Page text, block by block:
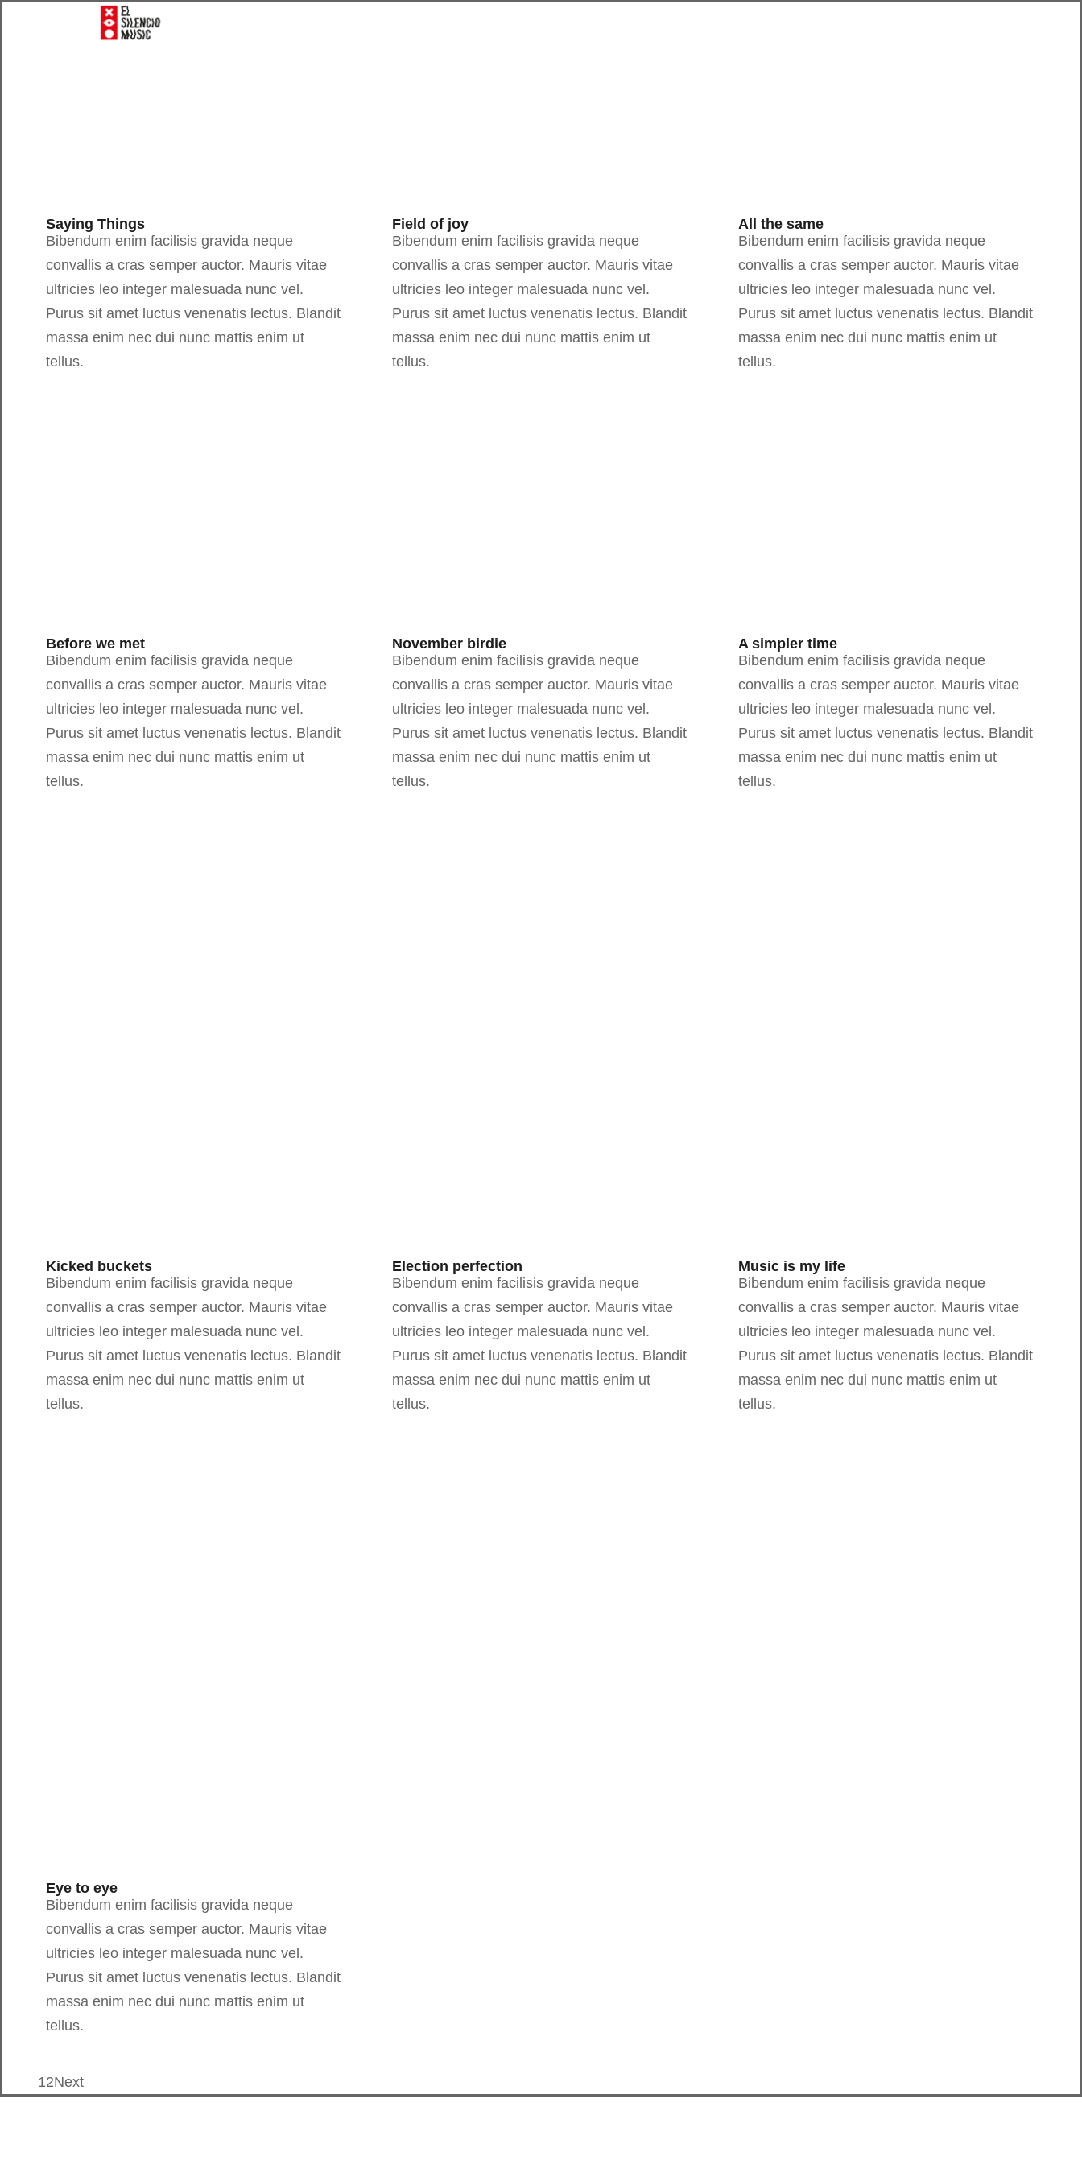
Saying Things
Bibendum enim facilisis gravida neque
convallis a cras semper auctor. Mauris vitae
ultricies leo integer malesuada nunc vel.
Purus sit amet luctus venenatis lectus. Blandit
massa enim nec dui nunc mattis enim ut
tellus.
Field of joy
Bibendum enim facilisis gravida neque
convallis a cras semper auctor. Mauris vitae
ultricies leo integer malesuada nunc vel.
Purus sit amet luctus venenatis lectus. Blandit
massa enim nec dui nunc mattis enim ut
tellus.
All the same
Bibendum enim facilisis gravida neque
convallis a cras semper auctor. Mauris vitae
ultricies leo integer malesuada nunc vel.
Purus sit amet luctus venenatis lectus. Blandit
massa enim nec dui nunc mattis enim ut
tellus.
Before we met
Bibendum enim facilisis gravida neque
convallis a cras semper auctor. Mauris vitae
ultricies leo integer malesuada nunc vel.
Purus sit amet luctus venenatis lectus. Blandit
massa enim nec dui nunc mattis enim ut
tellus.
November birdie
Bibendum enim facilisis gravida neque
convallis a cras semper auctor. Mauris vitae
ultricies leo integer malesuada nunc vel.
Purus sit amet luctus venenatis lectus. Blandit
massa enim nec dui nunc mattis enim ut
tellus.
A simpler time
Bibendum enim facilisis gravida neque
convallis a cras semper auctor. Mauris vitae
ultricies leo integer malesuada nunc vel.
Purus sit amet luctus venenatis lectus. Blandit
massa enim nec dui nunc mattis enim ut
tellus.
Kicked buckets
Bibendum enim facilisis gravida neque
convallis a cras semper auctor. Mauris vitae
ultricies leo integer malesuada nunc vel.
Purus sit amet luctus venenatis lectus. Blandit
massa enim nec dui nunc mattis enim ut
tellus.
Election perfection
Bibendum enim facilisis gravida neque
convallis a cras semper auctor. Mauris vitae
ultricies leo integer malesuada nunc vel.
Purus sit amet luctus venenatis lectus. Blandit
massa enim nec dui nunc mattis enim ut
tellus.
Music is my life
Bibendum enim facilisis gravida neque
convallis a cras semper auctor. Mauris vitae
ultricies leo integer malesuada nunc vel.
Purus sit amet luctus venenatis lectus. Blandit
massa enim nec dui nunc mattis enim ut
tellus.
Eye to eye
Bibendum enim facilisis gravida neque
convallis a cras semper auctor. Mauris vitae
ultricies leo integer malesuada nunc vel.
Purus sit amet luctus venenatis lectus. Blandit
massa enim nec dui nunc mattis enim ut
tellus.
12Next